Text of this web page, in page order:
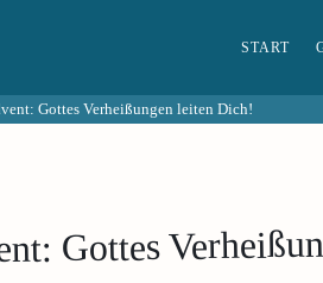
START
Gottes Verheißungen leiten Dich!
Gottes